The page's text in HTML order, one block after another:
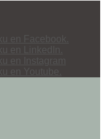
en Facebook.
en LinkedIn.
en Instagram
en Youtube.